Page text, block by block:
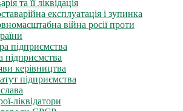
та її ліквідація
експлуатація і зупинка
війна росії проти
підприємства
підприємства
керівництва
підприємства
ліквідатори